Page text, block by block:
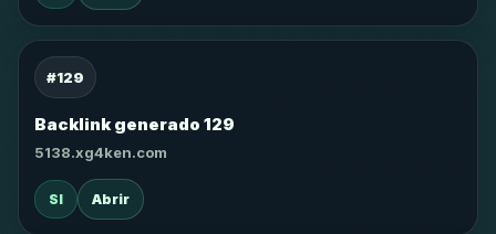
#129
Backlink generado 129
5138.xg4ken.com
SI Abrir